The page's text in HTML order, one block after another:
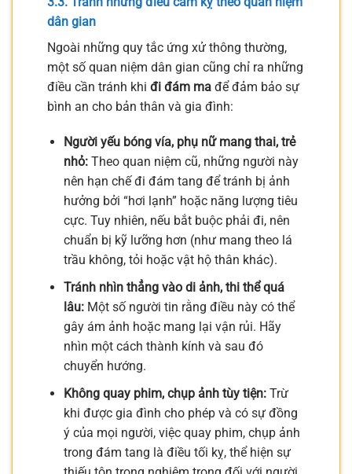
dân gian
Ngoài những quy tắc ứng xử thông thường,
một số quan niệm dân gian cũng chỉ ra những
điều cần tránh khi đi đám ma để đảm bảo sự
bình an cho bản thân và gia đình:
Người yếu bóng vía, phụ nữ mang thai, trẻ
nhỏ:Theo quan niệm cũ, những người này
nên hạn chế đi đám tang để tránh bị ảnh
hưởng bởi “hơi lạnh” hoặc năng lượng tiêu
cực. Tuy nhiên, nếu bắt buộc phải đi, nên
chuẩn bị kỹ lưỡng hơn (như mang theo lá
trầu không, tỏi hoặc vật hộ thân khác).
Tránh nhìn thẳng vào di ảnh, thi thể quá
lâu:Một số người tin rằng điều này có thể
gây ám ảnh hoặc mang lại vận rủi. Hãy
nhìn một cách thành kính và sau đó
chuyển hướng.
Không quay phim, chụp ảnh tùy tiện:Trừ
khi được gia đình cho phép và có sự đồng
ý của mọi người, việc quay phim, chụp ảnh
trong đám tang là điều tối kỵ, thể hiện sự